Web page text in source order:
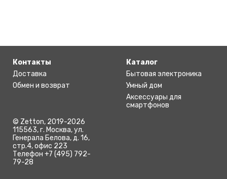
© Zetton, 2019-2026
115563, г. Москва, ул.
Генерала Белова, д. 16,
стр.4, офис 223
Телефон +7 (495) 792-
79-28
Контакты
Доставка
Обмен и возврат
Каталог
Бытовая электроника
Умный дом
Аксессуары для
смартфонов